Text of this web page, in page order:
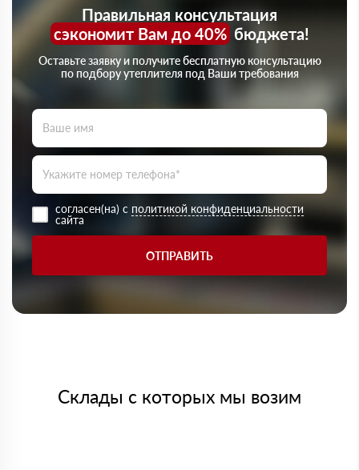
Правильная консультация
сэкономит Вам до 40%бюджета!
Оставьте заявку и получите бесплатную консультацию
по подбору утеплителя под Ваши требования
согласен(на) с политикой конфиденциальности
сайта
ОТПРАВИТЬ
Склады с которых мы возим